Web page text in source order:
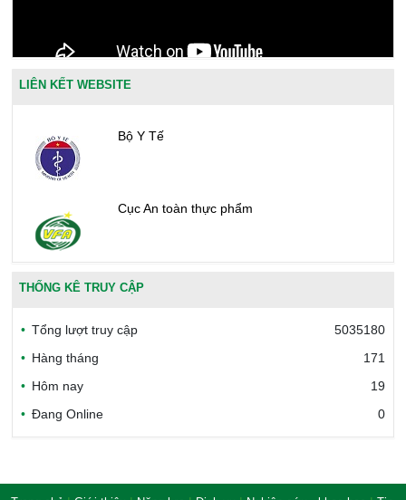
LIÊN KẾT WEBSITE
Bộ Y Tế
Cục An toàn thực phẩm
Văn phòng công nhận chất lượng
THỐNG KÊ TRUY CẬP
Tổng lượt truy cập
5035180
Hàng tháng
171
Hôm nay
19
Đang Online
0